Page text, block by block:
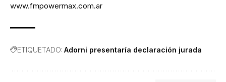
www.fmpowermax.com.ar
ETIQUETADO: Adorni presentaría declaración jurada